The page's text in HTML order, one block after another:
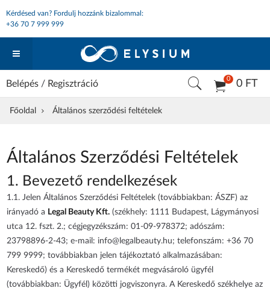
Kérdésed van? Fordulj hozzánk bizalommal:
+36 70 7 999 999
0 0 FT
Belépés / Regisztráció
Főoldal Általános szerződési feltételek
Általános Szerződési Feltételek
1. Bevezető rendelkezések
1.1. Jelen Általános Szerződési Feltételek (továbbiakban: ÁSZF) az
irányadó a Legal Beauty Kft. (székhely: 1111 Budapest, Lágymányosi
utca 12. fszt. 2.; cégjegyzékszám: 01-09-978372; adószám:
23798896-2-43; e-mail: info@legalbeauty.hu; telefonszám: +36 70
799 9999; továbbiakban jelen tájékoztató alkalmazásában:
Kereskedő) és a Kereskedő termékét megvásároló ügyfél
(továbbiakban: Ügyfél) közötti jogviszonyra. A Kereskedő székhelye az